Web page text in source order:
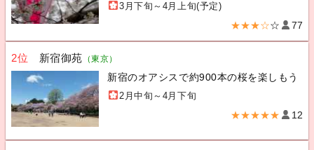
3月下旬～4月上旬(予定)
★★★☆☆ 77
2位 新宿御苑 （東京）
新宿のオアシスで約900本の桜を楽しもう
2月中旬～4月下旬
★★★★★ 12